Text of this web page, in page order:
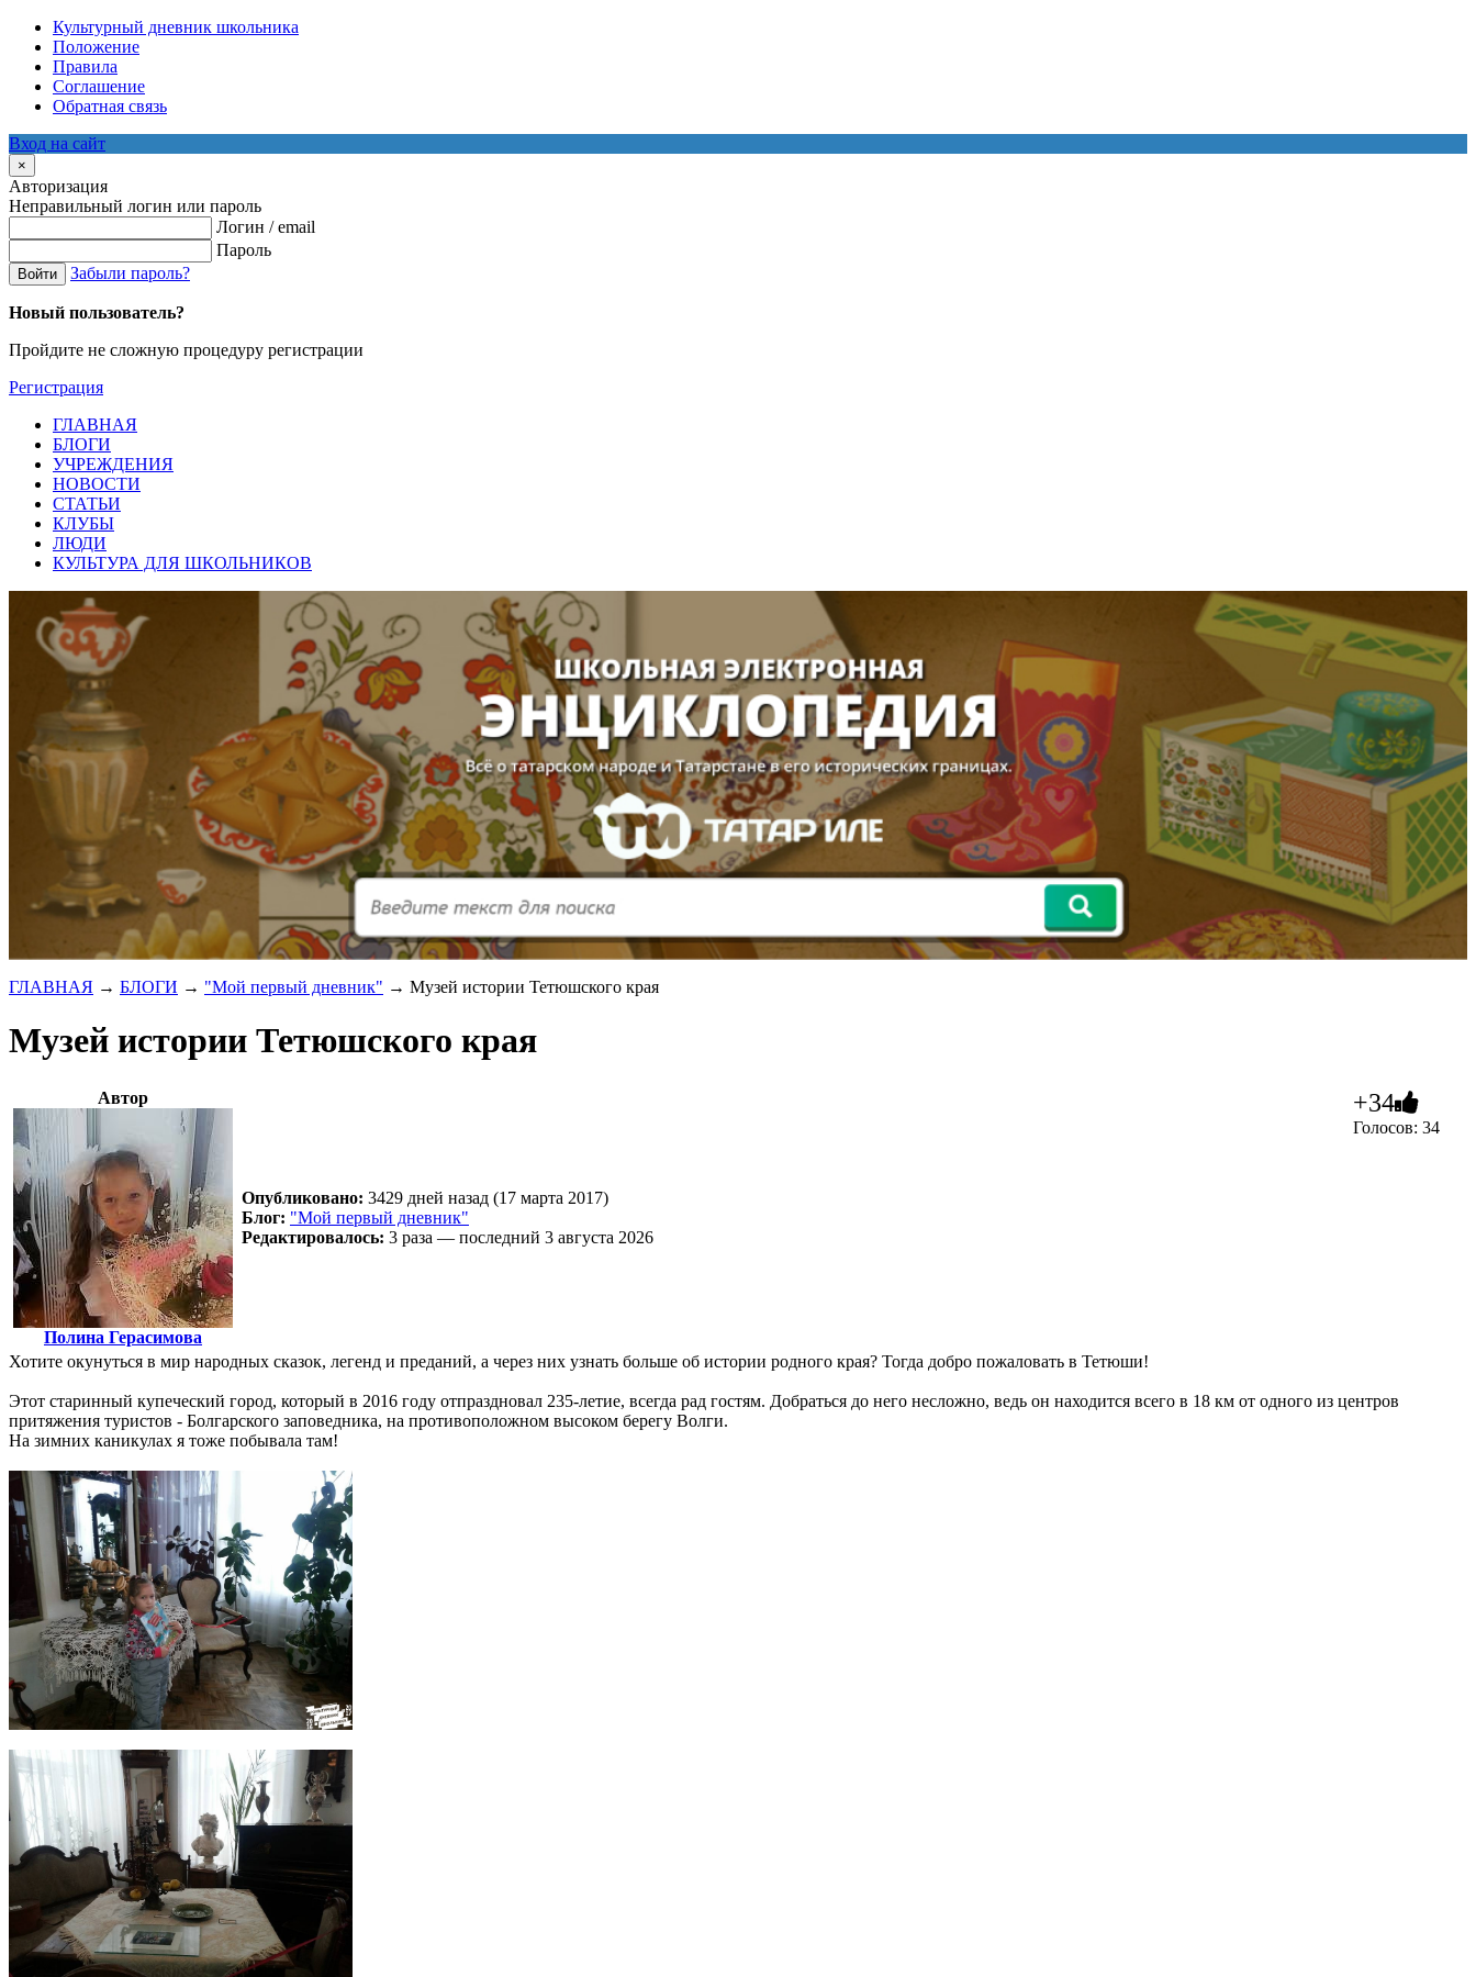
Культурный дневник школьника
Положение
Правила
Соглашение
Обратная связь
Вход на сайт
×
Авторизация
Неправильный логин или пароль
Логин / email
Пароль
Войти Забыли пароль?
Новый пользователь?
Пройдите не сложную процедуру регистрации
Регистрация
ГЛАВНАЯ
БЛОГИ
УЧРЕЖДЕНИЯ
НОВОСТИ
СТАТЬИ
КЛУБЫ
ЛЮДИ
КУЛЬТУРА ДЛЯ ШКОЛЬНИКОВ
ГЛАВНАЯ → БЛОГИ → "Мой первый дневник" → Музей истории Тетюшского края
Музей истории Тетюшского края
Автор
Полина Герасимова
Опубликовано: 3429 дней назад (17 марта 2017)
Блог: "Мой первый дневник"
Редактировалось: 3 раза — последний 3 августа 2026
+34
Голосов: 34
Хотите окунуться в мир народных сказок, легенд и преданий, а через них узнать больше об истории родного края? Тогда добро пожаловать в Тетюши!
Этот старинный купеческий город, который в 2016 году отпраздновал 235-летие, всегда рад гостям. Добраться до него несложно, ведь он находится всего в 18 км от одного из центров
притяжения туристов - Болгарского заповедника, на противоположном высоком берегу Волги.
На зимних каникулах я тоже побывала там!